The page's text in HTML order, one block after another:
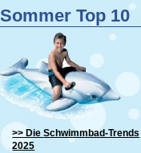
Sommer Top 10
>> DieSchwimmbad-Trends
2025